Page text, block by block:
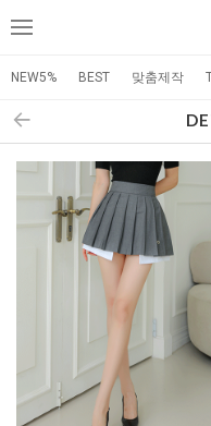
메
NEW5% BEST 맞춤제작